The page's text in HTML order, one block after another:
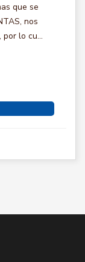
que se
nos
lo cu...